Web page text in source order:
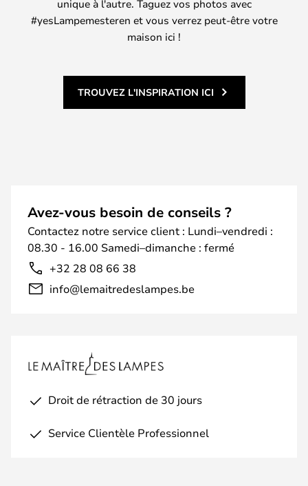
unique à l'autre. Taguez vos photos avec
#yesLampemesteren et vous verrez peut-être votre
maison ici !
TROUVEZ L'INSPIRATION ICI
Avez-vous besoin de conseils ?
Contactez notre service client : Lundi–vendredi :
08.30 - 16.00 Samedi–dimanche : fermé
+32 28 08 66 38
info@lemaitredeslampes.be
Droit de rétraction de 30 jours
Service Clientèle Professionnel